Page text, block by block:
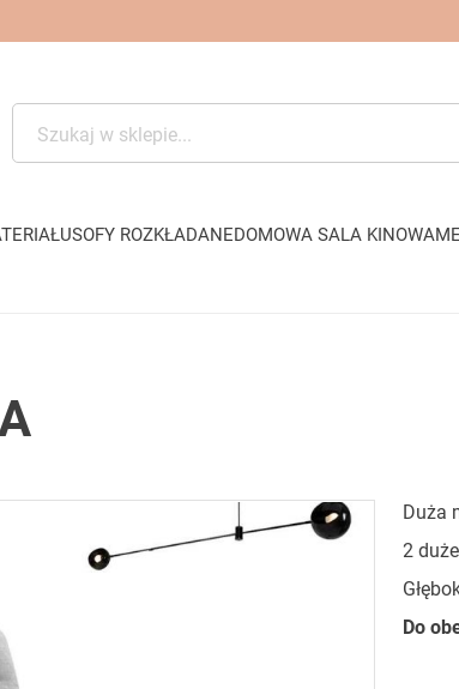
SOFY ROZKŁADANEDOMOWA SALA KINOWA
Duża
2
Do